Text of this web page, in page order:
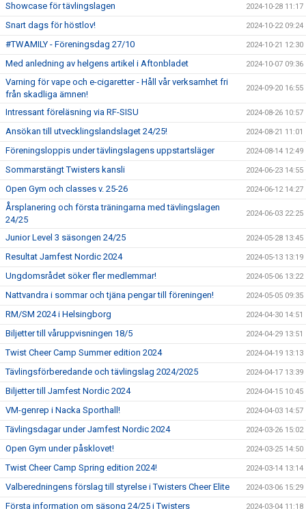
Showcase för tävlingslagen 2024-10-28 11:17
Snart dags för höstlov! 2024-10-22 09:24
#TWAMILY - Föreningsdag 27/10 2024-10-21 12:30
Med anledning av helgens artikel i Aftonbladet 2024-10-07 09:36
Varning för vape och e-cigaretter - Håll vår verksamhet fri
från skadliga ämnen!
2024-09-20 16:55
Intressant föreläsning via RF-SISU 2024-08-26 10:57
Ansökan till utvecklingslandslaget 24/25! 2024-08-21 11:01
Föreningsloppis under tävlingslagens uppstartsläger 2024-08-14 12:49
Sommarstängt Twisters kansli 2024-06-23 14:55
Open Gym och classes v. 25-26 2024-06-12 14:27
Årsplanering och första träningarna med tävlingslagen
24/25
2024-06-03 22:25
Junior Level 3 säsongen 24/25 2024-05-28 13:45
Resultat Jamfest Nordic 2024 2024-05-13 13:19
Ungdomsrådet söker fler medlemmar! 2024-05-06 13:22
Nattvandra i sommar och tjäna pengar till föreningen! 2024-05-05 09:35
RM/SM 2024 i Helsingborg 2024-04-30 14:51
Biljetter till våruppvisningen 18/5 2024-04-29 13:51
Twist Cheer Camp Summer edition 2024 2024-04-19 13:13
Tävlingsförberedande och tävlingslag 2024/2025 2024-04-17 13:39
Biljetter till Jamfest Nordic 2024 2024-04-15 10:45
VM-genrep i Nacka Sporthall! 2024-04-03 14:57
Tävlingsdagar under Jamfest Nordic 2024 2024-03-26 15:02
Open Gym under påsklovet! 2024-03-25 14:50
Twist Cheer Camp Spring edition 2024! 2024-03-14 13:14
Valberedningens förslag till styrelse i Twisters Cheer Elite 2024-03-06 15:29
Första information om säsong 24/25 i Twisters 2024-03-04 11:18